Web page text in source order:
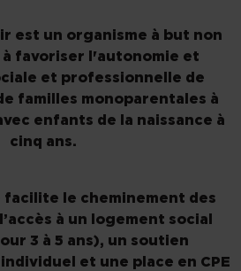
est un organisme à but non
favoriser l'autonomie et
et professionnelle de
familles monoparentales à
enfants de la naissance à
cinq ans.
facilite le cheminement des
à un logement social
3 à 5 ans), un soutien
et une place en CPE